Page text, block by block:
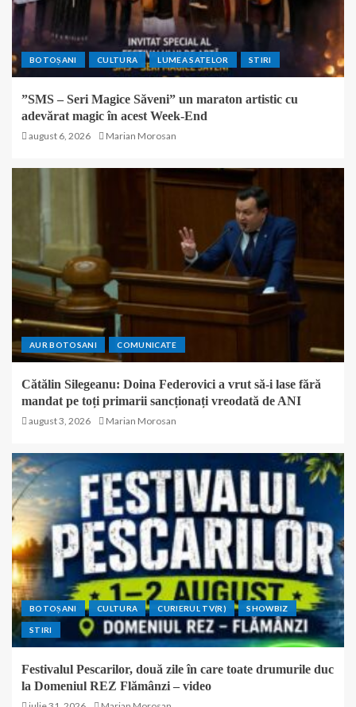
BOTOȘANI CULTURA LUMEA SATELOR STIRI
”SMS – Seri Magice Săveni” un maraton artistic cu
adevărat magic în acest Week-End
august 6, 2026 Marian Morosan
AUR BOTOSANI COMUNICATE
Cătălin Silegeanu: Doina Federovici a vrut să-i lase fără
mandat pe toți primarii sancționați vreodată de ANI
august 3, 2026 Marian Morosan
BOTOȘANI CULTURA CURIERUL TV(R) SHOWBIZ
STIRI
Festivalul Pescarilor, două zile în care toate drumurile duc
la Domeniul REZ Flămânzi – video